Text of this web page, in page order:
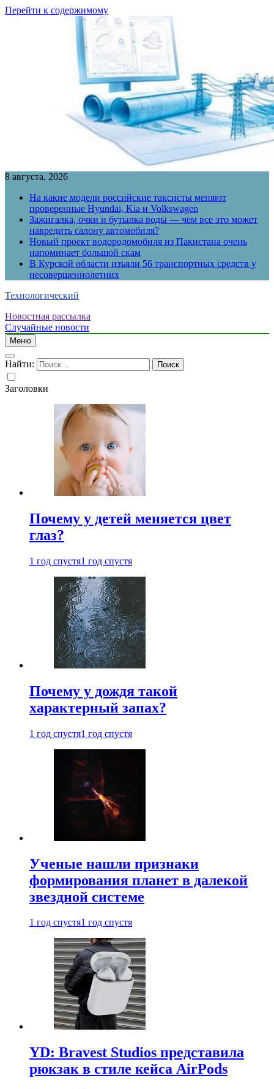
Перейти к содержимому
8 августа, 2026
На какие модели российские таксисты меняют
проверенные Hyundai, Kia и Volkswagen
Зажигалка, очки и бутылка воды — чем все это может
навредить салону автомобиля?
Новый проект водородомобиля из Пакистана очень
напоминает большой скам
В Курской области изъяли 56 транспортных средств у
несовершеннолетних
Технологический
Новостная рассылка
Случайные новости
Меню
Найти:
Заголовки
Почему у детей меняется цвет
глаз?
1 год спустя1 год спустя
Почему у дождя такой
характерный запах?
1 год спустя1 год спустя
Ученые нашли признаки
формирования планет в далекой
звездной системе
1 год спустя1 год спустя
YD: Bravest Studios представила
рюкзак в стиле кейса AirPods